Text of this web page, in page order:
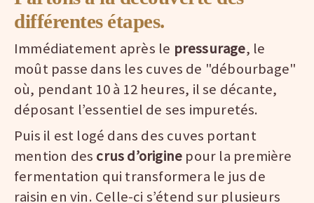
différentes étapes.
Immédiatement après le pressurage, le
moût passe dans les cuves de "débourbage"
où, pendant 10 à 12 heures, il se décante,
déposant l’essentiel de ses impuretés.
Puis il est logé dans des cuves portant
mention des crus d’origine pour la première
fermentation qui transformera le jus de
raisin en vin. Celle-ci s’étend sur plusieurs